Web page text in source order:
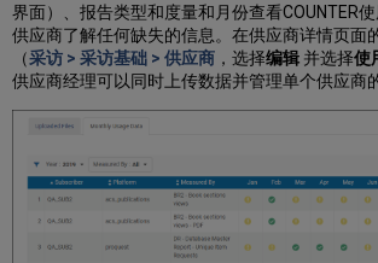
界面）、报告类型和度量和月份查看COUNTER
供应商了解任何缺失的信息。在供应商详情页面
（采访 > 采访基础 > 供应商 ，选择编辑 并选择使
供应商经理可以同时上传数据并管理单个供应商